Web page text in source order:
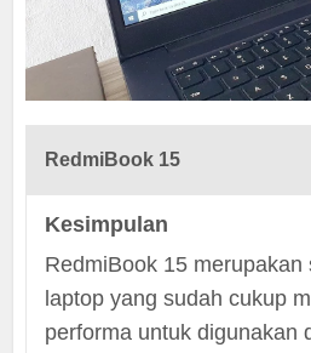
RedmiBook 15
Kesimpulan
RedmiBook 15 merupakan
laptop yang sudah cukup
performa untuk digunakan